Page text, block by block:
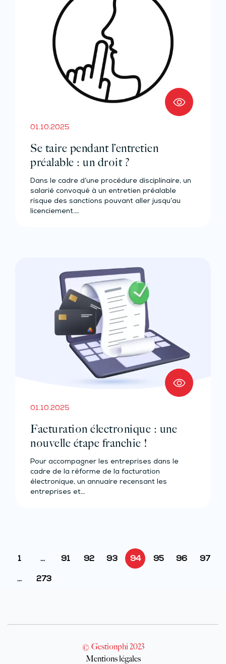
01.10.2025
Se taire pendant l’entretien
préalable : un droit ?
Dans le cadre d’une procédure disciplinaire, un
salarié convoqué à un entretien préalable
risque des sanctions pouvant aller jusqu’au
licenciement.…
01.10.2025
Facturation électronique : une
nouvelle étape franchie !
Pour accompagner les entreprises dans le
cadre de la réforme de la facturation
électronique, un annuaire recensant les
entreprises et…
1 … 91 92 93 94 95 96 97
… 273
© Gestionphi 2023
Mentions légales